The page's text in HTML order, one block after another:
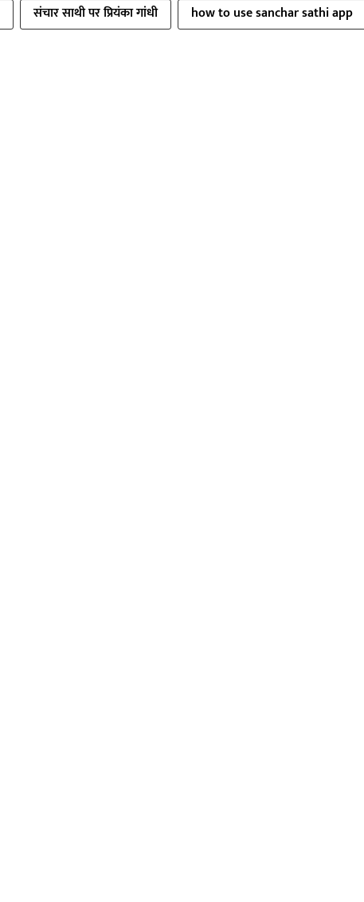
संचार साथी पर प्रियंका गांधी how to use sanchar sathi app